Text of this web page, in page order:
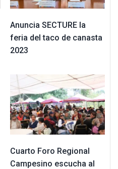
Anuncia SECTURE la
feria del taco de canasta
2023
Cuarto Foro Regional
Campesino escucha al